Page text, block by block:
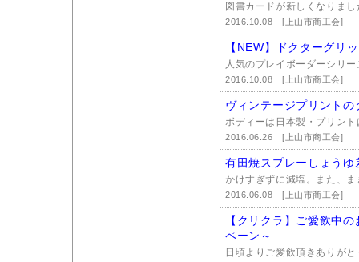
図書カードが新しくなりま
2016.10.08[上山市商工会]
【NEW】ドクターグリ
人気のプレイボーダーシリ
2016.10.08[上山市商工会]
ヴィンテージプリントの
ボディーは日本製・プリン
2016.06.26[上山市商工会]
有田焼スプレーしょう
かけすぎずに減塩。また、
2016.06.08[上山市商工会]
【クリクラ】ご愛飲中
ペーン～
日頃よりご愛飲頂きありが